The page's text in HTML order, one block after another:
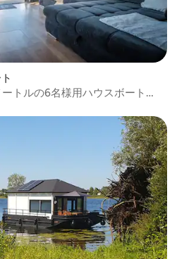
トルの6名様用ハウスボート